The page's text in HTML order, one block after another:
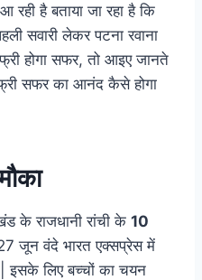
है बताया जा रहा है कि
सवारी लेकर पटना रवाना
फ्री होगा सफर, तो आइए जानते
सफर का आनंद कैसे होगा
के राजधानी रांची के 10
जून वंदे भारत एक्सप्रेस में
इसके लिए बच्चों का चयन